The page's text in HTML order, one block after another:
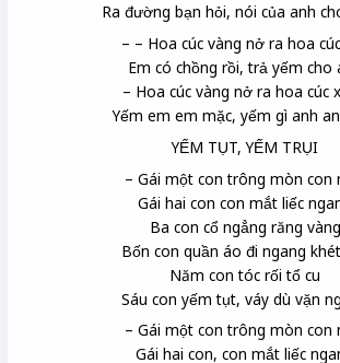
Ra đường bạn hỏi, nói của anh
– – Hoa cúc vàng nở ra hoa
Em có chồng rồi, trả yếm cho
– Hoa cúc vàng nở ra hoa cúc
Yếm em em mặc, yếm gì anh
YẾM TỤT, YẾM TRỤI
– Gái một con trông mòn con
Gái hai con con mắt liếc
Ba con cổ ngẳng răng vàng
Bốn con quần áo đi ngang
Năm con tóc rối tổ cu
Sáu con yếm tụt, váy dù vặn
– Gái một con trông mòn con
Gái hai con, con mắt liếc